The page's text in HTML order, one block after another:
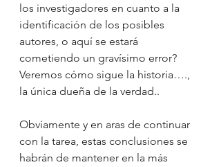
los investigadores en cuanto a la
identificación de los posibles
autores, o aquí se estará
cometiendo un gravísimo error?
Veremos cómo sigue la historia….,
la única dueña de la verdad..
Obviamente y en aras de continuar
con la tarea, estas conclusiones se
habrán de mantener en la más